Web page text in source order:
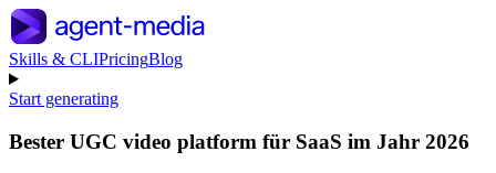
Skills & CLIPricingBlog
Start generating
Bester UGC video platform für SaaS im Jahr 2026